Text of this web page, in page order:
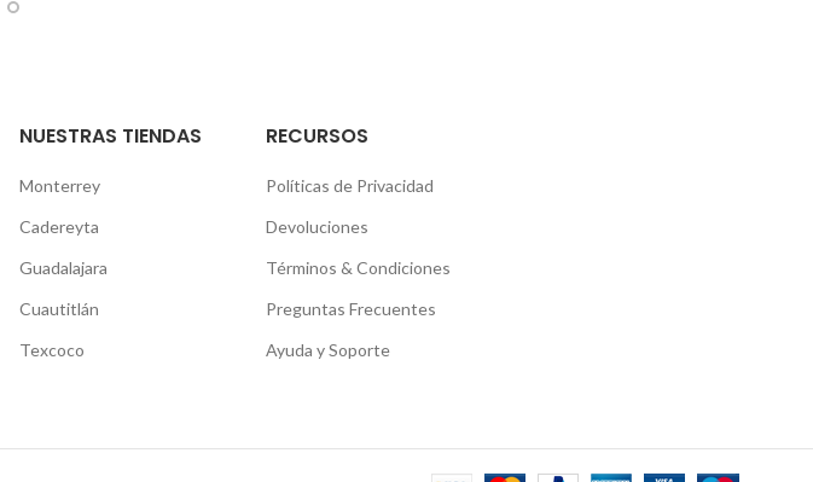
NUESTRAS TIENDAS
Monterrey
Cadereyta
Guadalajara
Cuautitlán
Texcoco
RECURSOS
Políticas de Privacidad
Devoluciones
Términos & Condiciones
Preguntas Frecuentes
Ayuda y Soporte